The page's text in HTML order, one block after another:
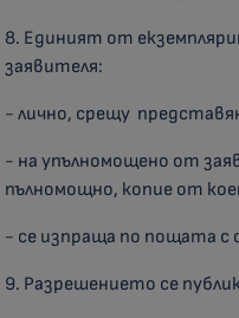
8. Единият от
заявителя:
- лично, срещу
- на упълномощено от
пълномощно, копие от
- се изпраща по пощата с
9. Разрешението се